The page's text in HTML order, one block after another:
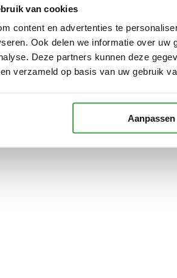
van cookies
content en advertenties te
Ook delen we informatie over
Deze partners kunnen deze
verzameld op basis van uw gebruik
Aanpassen
voorzien van echt glas
inbegrepen